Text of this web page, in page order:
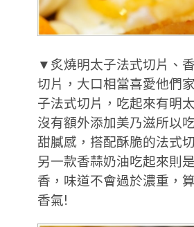
▼炙燒明太子法式切片、
切片，大口相當喜愛他們
子法式切片，吃起來有明
沒有額外添加美乃滋所以
甜膩感，搭配酥脆的法式
另一款香蒜奶油吃起來則
香，味道不會過於濃重，
香氣!